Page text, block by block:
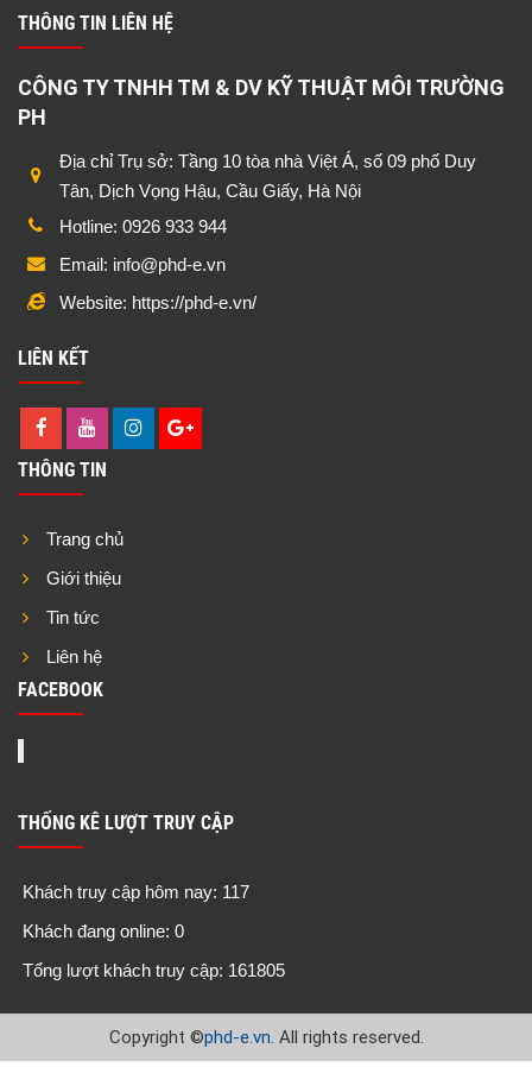
THÔNG TIN LIÊN HỆ
CÔNG TY TNHH TM & DV KỸ THUẬT MÔI TRƯỜNG
PH
Địa chỉ Trụ sở: Tầng 10 tòa nhà Việt Á, số 09 phố Duy
Tân, Dịch Vọng Hậu, Cầu Giấy, Hà Nội
Hotline: 0926 933 944
Email: info@phd-e.vn
Website: https://phd-e.vn/
LIÊN KẾT
THÔNG TIN
Trang chủ
Giới thiệu
Tin tức
Liên hệ
FACEBOOK
THỐNG KÊ LƯỢT TRUY CẬP
Khách truy cập hôm nay: 117
Khách đang online: 0
Tổng lượt khách truy cập: 161805
Copyright ©phd-e.vn. All rights reserved.